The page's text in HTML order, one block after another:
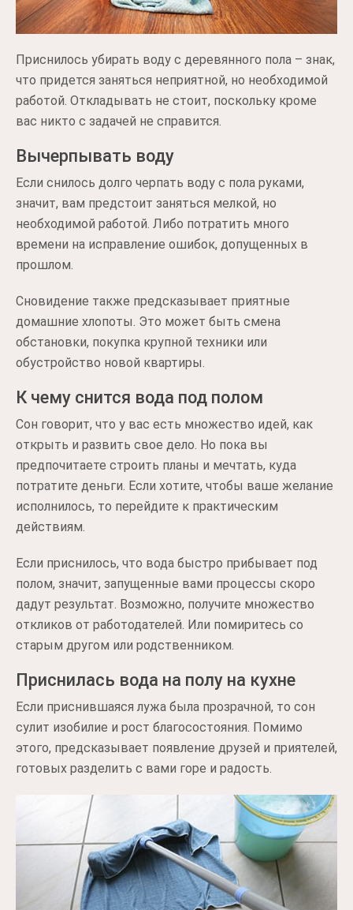
Приснилось убирать воду с деревянного пола – знак,
что придется заняться неприятной, но необходимой
работой. Откладывать не стоит, поскольку кроме
вас никто с задачей не справится.
Вычерпывать воду
Если снилось долго черпать воду с пола руками,
значит, вам предстоит заняться мелкой, но
необходимой работой. Либо потратить много
времени на исправление ошибок, допущенных в
прошлом.
Сновидение также предсказывает приятные
домашние хлопоты. Это может быть смена
обстановки, покупка крупной техники или
обустройство новой квартиры.
К чему снится вода под полом
Сон говорит, что у вас есть множество идей, как
открыть и развить свое дело. Но пока вы
предпочитаете строить планы и мечтать, куда
потратите деньги. Если хотите, чтобы ваше желание
исполнилось, то перейдите к практическим
действиям.
Если приснилось, что вода быстро прибывает под
полом, значит, запущенные вами процессы скоро
дадут результат. Возможно, получите множество
откликов от работодателей. Или помиритесь со
старым другом или родственником.
Приснилась вода на полу на кухне
Если приснившаяся лужа была прозрачной, то сон
сулит изобилие и рост благосостояния. Помимо
этого, предсказывает появление друзей и приятелей,
готовых разделить с вами горе и радость.